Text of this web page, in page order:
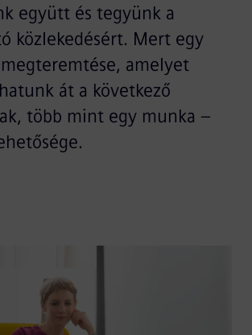
együtt és tegyünk a
közlekedésért. Mert egy
amelyet
át a következő
több mint egy munka –